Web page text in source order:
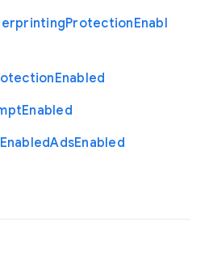
ProtectionEnabl
Enabled
Enabled
EnabledAdsEnabled